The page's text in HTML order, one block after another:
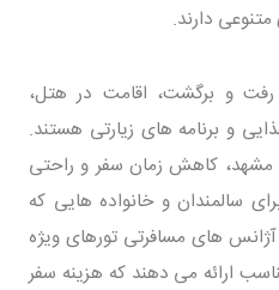
دارند.
رفت و برگشت، اقامت در هتل،
و برنامه ‌های زیارتی هستند.
مشهد، کاهش زمان سفر و راحتی
سالمندان و خانواده‌ هایی که
‌های مسافرتی تورهای ویژه
ارائه می ‌دهند که هزینه سفر